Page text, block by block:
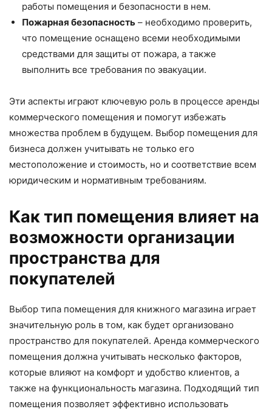
работы помещения и безопасности в нем.
Пожарная безопасность – необходимо проверить,
что помещение оснащено всеми необходимыми
средствами для защиты от пожара, а также
выполнить все требования по эвакуации.
Эти аспекты играют ключевую роль в процессе аренды
коммерческого помещения и помогут избежать
множества проблем в будущем. Выбор помещения для
бизнеса должен учитывать не только его
местоположение и стоимость, но и соответствие всем
юридическим и нормативным требованиям.
Как тип помещения влияет на
возможности организации
пространства для
покупателей
Выбор типа помещения для книжного магазина играет
значительную роль в том, как будет организовано
пространство для покупателей. Аренда коммерческого
помещения должна учитывать несколько факторов,
которые влияют на комфорт и удобство клиентов, а
также на функциональность магазина. Подходящий тип
помещения позволяет эффективно использовать